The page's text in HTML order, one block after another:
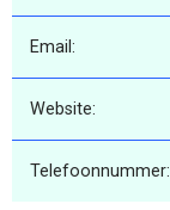
Email:
Website:
Telefoonnummer: